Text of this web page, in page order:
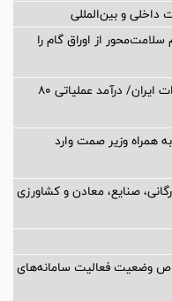
داخلی و بین‌المللی
سلامت‌محور از اوراق گام را
تغییر مثبت در عملکرد مالی بانک صادرات ایران/ درآمد عملیاتی 80
همراه وزیر صمت وارد
صنایع، معادن و کشاورزی
وضعیت فعالیت سامانه‌های